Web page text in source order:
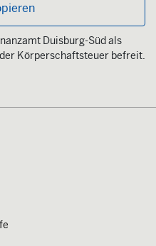
Duisburg-Süd als
Körperschaftsteuer befreit.